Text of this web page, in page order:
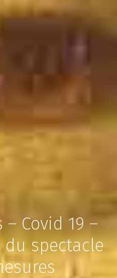
Covid 19 –
spectacle